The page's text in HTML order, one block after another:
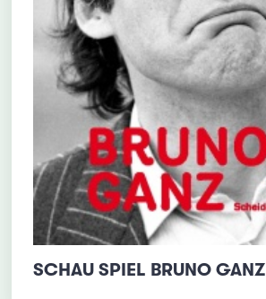
SCHAU SPIEL BRUNO GANZ